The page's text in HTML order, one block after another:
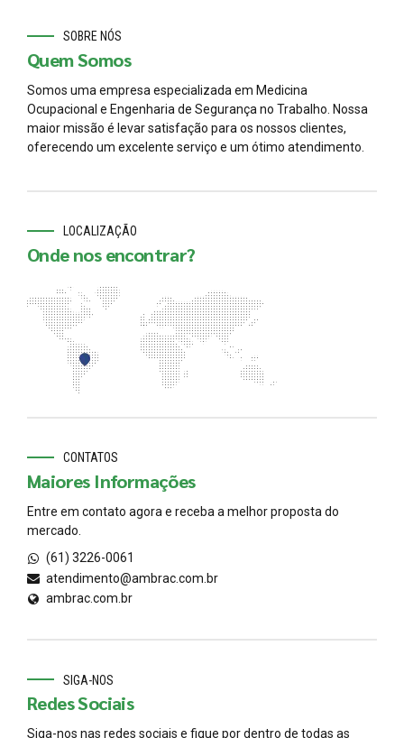
SOBRE NÓS
Quem Somos
Somos uma empresa especializada em Medicina
Ocupacional e Engenharia de Segurança no Trabalho. Nossa
maior missão é levar satisfação para os nossos clientes,
oferecendo um excelente serviço e um ótimo atendimento.
LOCALIZAÇÃO
Onde nos encontrar?
CONTATOS
Maiores Informações
Entre em contato agora e receba a melhor proposta do
mercado.
(61) 3226-0061
atendimento@ambrac.com.br
ambrac.com.br
SIGA-NOS
Redes Sociais
Siga-nos nas redes sociais e fique por dentro de todas as